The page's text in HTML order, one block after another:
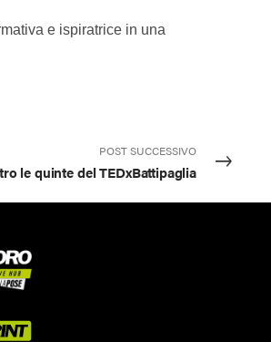
e ispiratrice in una
POST SUCCESSIVO
le quinte del TEDxBattipaglia